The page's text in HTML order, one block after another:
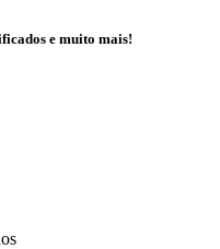
e muito mais!